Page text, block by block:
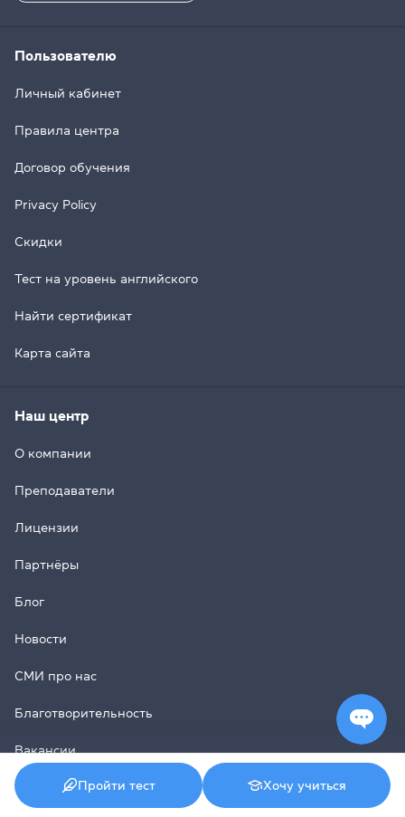
Пользователю
Личный кабинет
Правила центра
Договор обучения
Privacy Policy
Скидки
Тест на уровень английского
Найти сертификат
Карта сайта
Наш центр
О компании
Преподаватели
Лицензии
Партнёры
Блог
Новости
СМИ про нас
Благотворительность
Вакансии
Отзывы Пройти тест Хочу учиться